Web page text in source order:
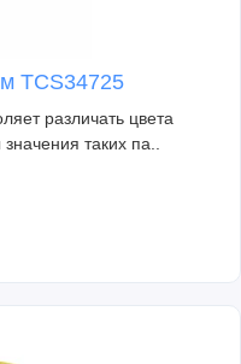
TCS34725
различать цвета
таких па..